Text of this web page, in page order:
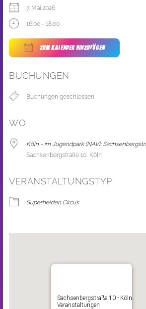
7. Mai 2026
16:00 - 18:00
ZUM KALENDER HINZUFÜGEN
BUCHUNGEN
Buchungen geschlossen
WO
Köln - im Jugendpark (NAVI:
Sachsenbergstraße 10, Köln
VERANSTALTUNGSTYP
Superhelden Circus
Sachsenbergstraße 10 - Köln
Veranstaltungen